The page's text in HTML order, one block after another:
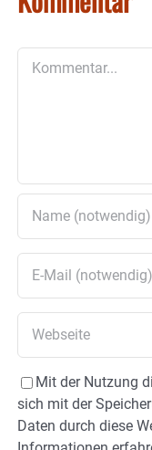
Mit der Nutzung
sich mit der
Daten durch diese